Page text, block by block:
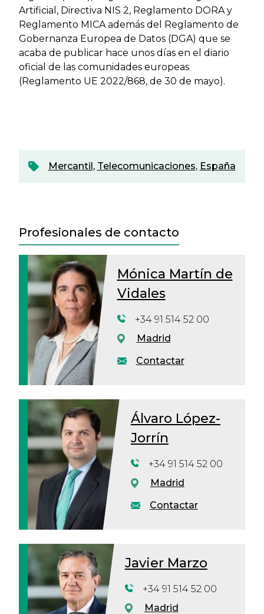
Artificial, Directiva NIS 2, Reglamento DORA y
Reglamento MICA además del Reglamento de
Gobernanza Europea de Datos (DGA) que se
acaba de publicar hace unos días en el diario
oficial de las comunidades europeas
(Reglamento UE 2022/868, de 30 de mayo).
Mercantil, Telecomunicaciones, España
Profesionales de contacto
Mónica Martín de
Vidales
Contactar
+34 91 514 52 00
Madrid
Álvaro López-
Jorrín
Contactar
+34 91 514 52 00
Madrid
Javier Marzo
+34 91 514 52 00
Madrid